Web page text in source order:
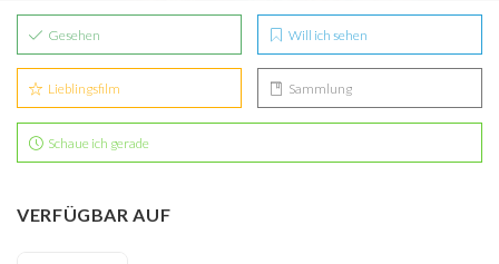
Gesehen Will ich sehen
Lieblingsfilm Sammlung
Schaue ich gerade
VERFÜGBAR AUF